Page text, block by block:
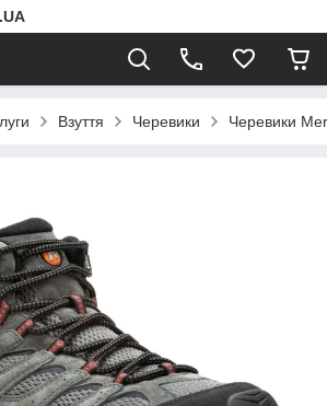
Взуття Черевики Черевики